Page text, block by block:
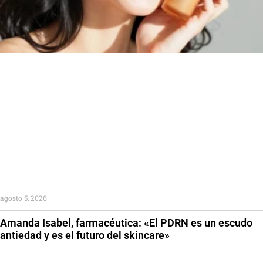
Amanda Isabel, farmacéutica: «El PDRN es un escudo
antiedad y es el futuro del skincare»
agosto 5, 2026